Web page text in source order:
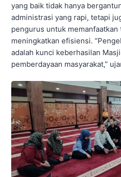
yang baik tidak hanya
administrasi yang rapi, tetapi
pengurus untuk
meningkatkan efisiensi.
adalah kunci keberhasilan
pemberdayaan masyarakat,”